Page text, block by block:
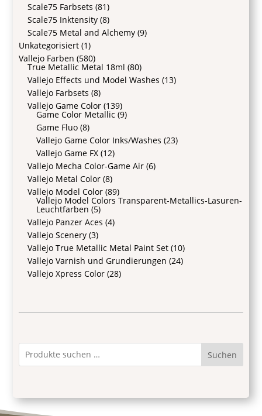
Scale75 Farbsets (81)
Scale75 Inktensity (8)
Scale75 Metal and Alchemy (9)
Unkategorisiert (1)
Vallejo Farben (580)
True Metallic Metal 18ml (80)
Vallejo Effects und Model Washes (13)
Vallejo Farbsets (8)
Vallejo Game Color (139)
Game Color Metallic (9)
Game Fluo (8)
Vallejo Game Color Inks/Washes (23)
Vallejo Game FX (12)
Vallejo Mecha Color-Game Air (6)
Vallejo Metal Color (8)
Vallejo Model Color (89)
Vallejo Model Colors Transparent-Metallics-Lasuren-
Leuchtfarben (5)
Vallejo Panzer Aces (4)
Vallejo Scenery (3)
Vallejo True Metallic Metal Paint Set (10)
Vallejo Varnish und Grundierungen (24)
Vallejo Xpress Color (28)
Suchen